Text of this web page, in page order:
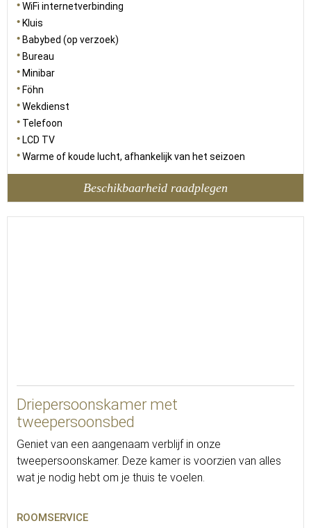
WiFi internetverbinding
Kluis
Babybed (op verzoek)
Bureau
Minibar
Föhn
Wekdienst
Telefoon
LCD TV
Warme of koude lucht, afhankelijk van het seizoen
Beschikbaarheid raadplegen
Driepersoonskamer met
tweepersoonsbed
Geniet van een aangenaam verblijf in onze
tweepersoonskamer. Deze kamer is voorzien van alles
wat je nodig hebt om je thuis te voelen.
ROOMSERVICE